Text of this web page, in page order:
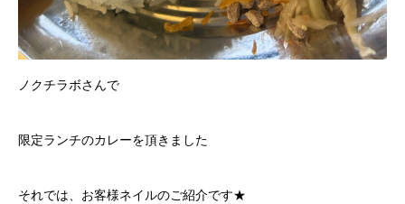
ノクチラボさんで
限定ランチのカレーを頂きました
それでは、お客様ネイルのご紹介です★